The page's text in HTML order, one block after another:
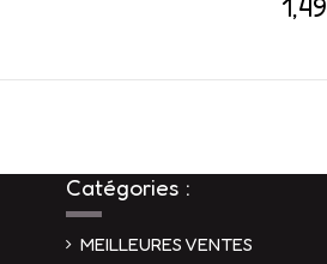
Catégories :
MEILLEURES VENTES